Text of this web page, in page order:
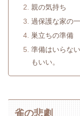
親の気持ち
過保護な家の
巣立ちの準備
準備はいらな
もいい。
雀の悲劇